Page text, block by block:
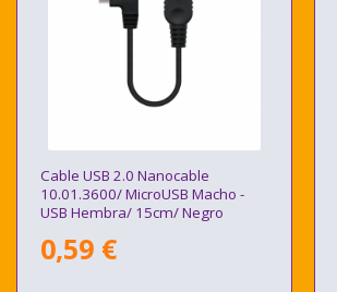
Cable USB 2.0 Nanocable
10.01.3600/ MicroUSB Macho -
USB Hembra/ 15cm/ Negro
0,59 €